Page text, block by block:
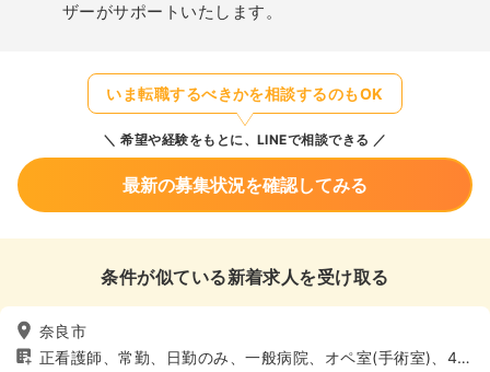
ザーがサポートいたします。
いま転職するべきかを相談するのもOK
希望や経験をもとに、LINEで相談できる
最新の募集状況を確認してみる
条件が似ている新着求人を受け取る
奈良市
正看護師、常勤、日勤のみ、一般病院、オペ室(手術室)、4週